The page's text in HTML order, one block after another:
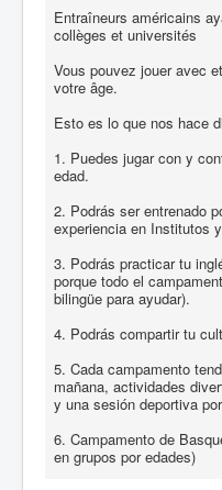
Entraîneurs américains
collèges et universités
Vous pouvez jouer avec
votre âge.
Esto es lo que nos hace
1. Puedes jugar con y
edad.
2. Podrás ser entrenado
experiencia en Institutos
3. Podrás practicar tu
porque todo el
bilingüe para ayudar).
4. Podrás compartir tu
5. Cada campamento
mañana, actividades
y una sesión deportiva
6. Campamento de
en grupos por edades)